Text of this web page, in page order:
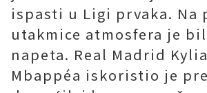
ispasti u Ligi prvaka. Na
utakmice atmosfera je
napeta. Real Madrid
Mbappéa iskoristio je